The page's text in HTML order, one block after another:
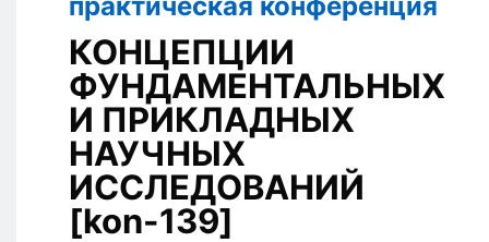
КОНЦЕПЦИИ
ФУНДАМЕНТАЛЬНЫХ
И ПРИКЛАДНЫХ
НАУЧНЫХ
ИССЛЕДОВАНИЙ
[kon-139]